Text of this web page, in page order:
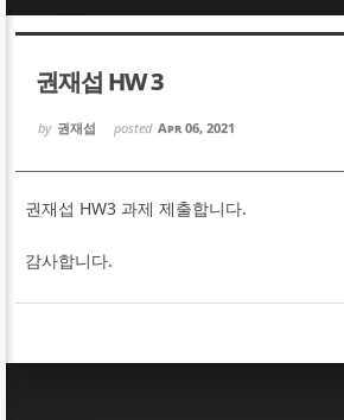
권재섭 HW 3
by 권재섭 posted Apr 06, 2021
권재섭 HW3 과제 제출합니다.
감사합니다.
Sketchbook5, 스케치북5
Sketchbook5, 스케치북5
Sketchbook5, 스케치북5
Sketchbook5, 스케치북5